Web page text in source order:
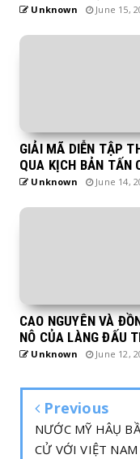
Unknown June 15,
GIẢI MÃ DIỄN TẬP
QUA KỊCH BẢN TẤN
Unknown June 14,
CAO NGUYÊN VÀ
NÔ CỦA LÀNG ĐẤU
Unknown June 12,
Previous
NƯỚC MỸ HÂỤ
CỬ VỚI VIỆT NAM